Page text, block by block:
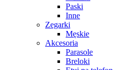
Paski
Inne
Zegarki
Męskie
Akcesoria
Parasole
Breloki